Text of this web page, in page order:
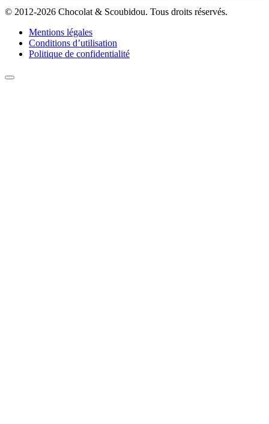
© 2012-2026 Chocolat & Scoubidou. Tous droits réservés.
Mentions légales
Conditions d’utilisation
Politique de confidentialité